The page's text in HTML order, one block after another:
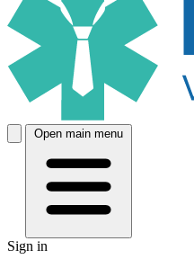
Open main menu
Sign in